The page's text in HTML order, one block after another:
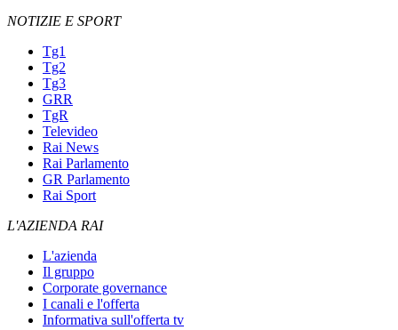
NOTIZIE E SPORT
Tg1
Tg2
Tg3
GRR
TgR
Televideo
Rai News
Rai Parlamento
GR Parlamento
Rai Sport
L'AZIENDA RAI
L'azienda
Il gruppo
Corporate governance
I canali e l'offerta
Informativa sull'offerta tv